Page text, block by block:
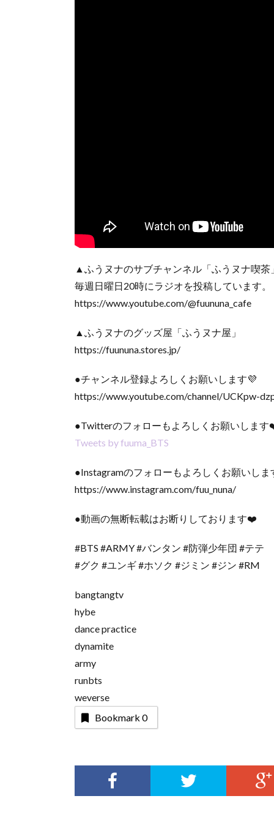
▲ふうヌナのサブチャンネル「ふうヌナ喫茶
毎週日曜日20時にラジオを投稿しています。
https://www.youtube.com/@fuununa_cafe
▲ふうヌナのグッズ屋「ふうヌナ屋」
https://fuununa.stores.jp/
●チャンネル登録よろしくお願いします💜
https://www.youtube.com/channel/UCKpw-
●Twitterのフォローもよろしくお願いしま
Tweets by fuuma_BTS
●Instagramのフォローもよろしくお願いしま
https://www.instagram.com/fuu_nuna/
●動画の無断転載はお断りしております❤️
#BTS #ARMY #バンタン #防弾少年団 #テテ
#グク #ユンギ #ホソク #ジミン #ジン #RM
bangtangtv
hybe
dance practice
dynamite
army
runbts
weverse
Bookmark 0